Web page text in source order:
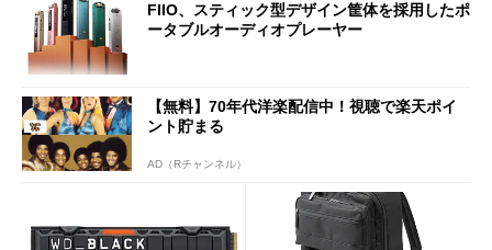
FIIO、スティック型デザイン筐体を採用したポ
ータブルオーディオプレーヤー
【無料】70年代洋楽配信中！視聴で楽天ポイ
ント貯まる
AD（Rチャンネル）